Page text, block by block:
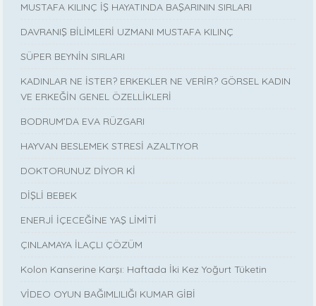
MUSTAFA KILINÇ İŞ HAYATINDA BAŞARININ SIRLARI
DAVRANIŞ BİLİMLERİ UZMANI MUSTAFA KILINÇ
SÜPER BEYNİN SIRLARI
KADINLAR NE İSTER? ERKEKLER NE VERİR? GÖRSEL KADIN
VE ERKEĞİN GENEL ÖZELLİKLERİ
BODRUM’DA EVA RÜZGARI
HAYVAN BESLEMEK STRESİ AZALTIYOR
DOKTORUNUZ DİYOR Kİ
DİŞLİ BEBEK
ENERJİ İÇECEĞİNE YAŞ LİMİTİ
ÇINLAMAYA İLAÇLI ÇÖZÜM
Kolon Kanserine Karşı: Haftada İki Kez Yoğurt Tüketin
VİDEO OYUN BAĞIMLILIĞI KUMAR GİBİ